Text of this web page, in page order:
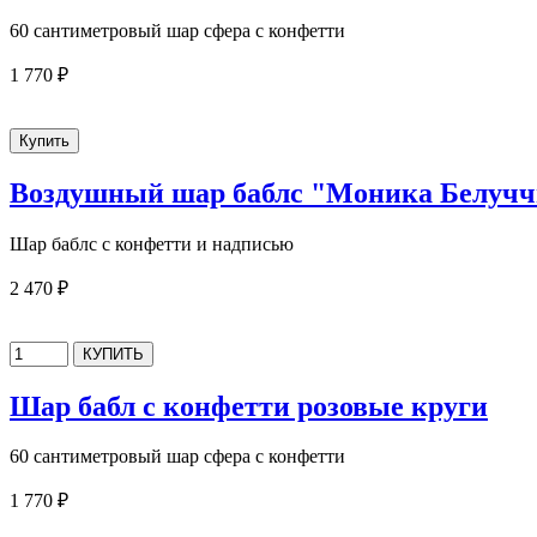
60 сантиметровый шар сфера с конфетти
1 770 ₽
Воздушный шар баблс "Моника
Шар баблс с конфетти и надписью
2 470 ₽
Шар бабл с конфетти розовые круги
60 сантиметровый шар сфера с конфетти
1 770 ₽